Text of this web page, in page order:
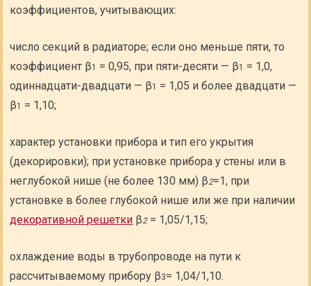
коэффициентов, учитывающих:
число секций в радиаторе; если оно меньше пяти, то
коэффициент β1 = 0,95, при пяти-десяти — β1 = 1,0,
одиннадцати-двадцати — β1 = 1,05 и более двадцати —
β1 = 1,10;
характер установки прибора и тип его укрытия
(декорировки); при установке прибора у стены или в
неглубокой нише (не более 130 мм) β2=1, при
установке в более глубокой нише или же при наличии
декоративной решетки β2= 1,05/1,15;
охлаждение воды в трубопроводе на пути к
рассчитываемому прибору β3= 1,04/1,10.